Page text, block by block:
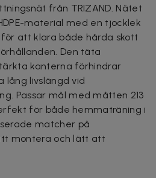
från TRIZAND. Nätet
material med en tjocklek
att klara både hårda skott
Den täta
kanterna förhindrar
lång livslängd vid
Passar mål med måtten 213
för både hemmaträning i
matcher på
montera och lätt att